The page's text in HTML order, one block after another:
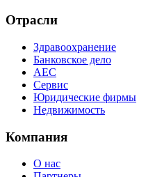
Отрасли
Здравоохранение
Банковское дело
AEC
Сервис
Юридические фирмы
Недвижимость
Компания
О нас